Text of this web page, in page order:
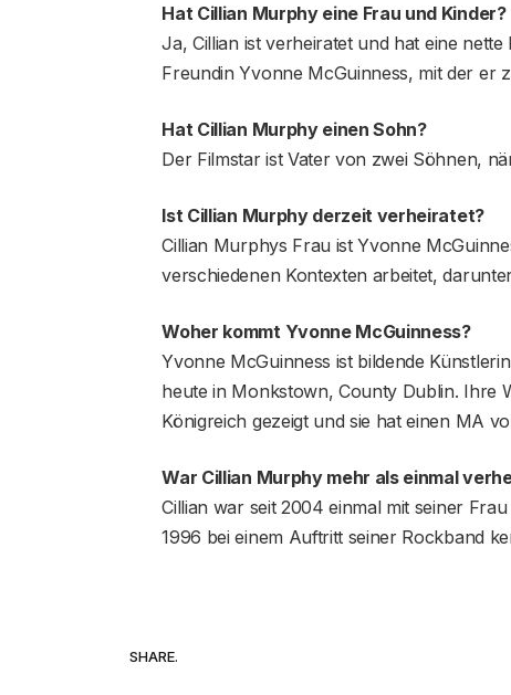
Hat Cillian Murphy eine Frau und Kinder?
Ja, Cillian ist verheiratet und hat eine
Freundin Yvonne McGuinness, mit der er
Hat Cillian Murphy einen Sohn?
Der Filmstar ist Vater von zwei Söhnen,
Ist Cillian Murphy derzeit verheiratet?
Cillian Murphys Frau ist Yvonne
verschiedenen Kontexten arbeitet,
Woher kommt Yvonne McGuinness?
Yvonne McGuinness ist bildende
heute in Monkstown, County Dublin. Ihre
Königreich gezeigt und sie hat einen MA
War Cillian Murphy mehr als einmal
Cillian war seit 2004 einmal mit seiner
1996 bei einem Auftritt seiner Rockband
SHARE.